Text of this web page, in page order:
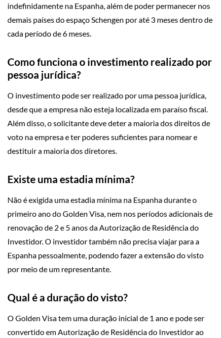
indefinidamente na Espanha, além de poder permanecer nos
demais países do espaço Schengen por até 3 meses dentro de
cada período de 6 meses.
Como funciona o investimento realizado por
pessoa jurídica?
O investimento pode ser realizado por uma pessoa jurídica,
desde que a empresa não esteja localizada em paraíso fiscal.
Além disso, o solicitante deve deter a maioria dos direitos de
voto na empresa e ter poderes suficientes para nomear e
destituir a maioria dos diretores.
Existe uma estadia mínima?
Não é exigida uma estadia mínima na Espanha durante o
primeiro ano do Golden Visa, nem nos períodos adicionais de
renovação de 2 e 5 anos da Autorização de Residência do
Investidor. O investidor também não precisa viajar para a
Espanha pessoalmente, podendo fazer a extensão do visto
por meio de um representante.
Qual é a duração do visto?
O Golden Visa tem uma duração inicial de 1 ano e pode ser
convertido em Autorização de Residência do Investidor ao